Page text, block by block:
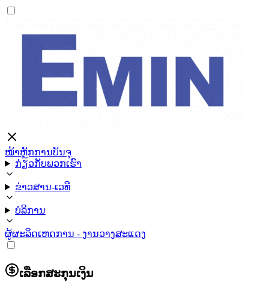
ໜ້າຫຼັກການບັນຈຸ
ກ່ຽວກັບພວກເຮົາ
ຂ່າວສານ-ເວທີ
ບໍລິການ
ຜູ້ຜະລິດເຫດການ - ງານວາງສະແດງ
ເລືອກສະກຸນເງິນ